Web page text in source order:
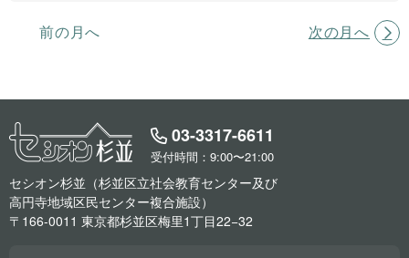
前の月へ 次の月へ
03-3317-6611
受付時間：9:00〜21:00
セシオン杉並（杉並区立社会教育センター及び
高円寺地域区民センター複合施設）
〒166-0011 東京都杉並区梅里1丁目22−32